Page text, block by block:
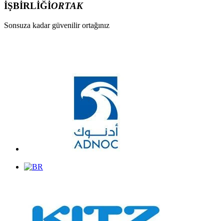
İŞBİRLİĞİORTAK
Sonsuza kadar güvenilir ortağınız